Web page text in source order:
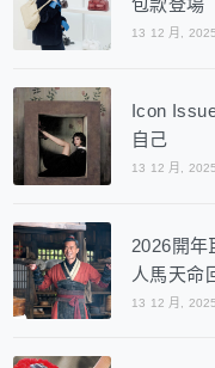
包款登場
13 12 月, 2025
Icon
自己
13 12 月, 2025
2026開年
人馬天命
13 12 月, 2025